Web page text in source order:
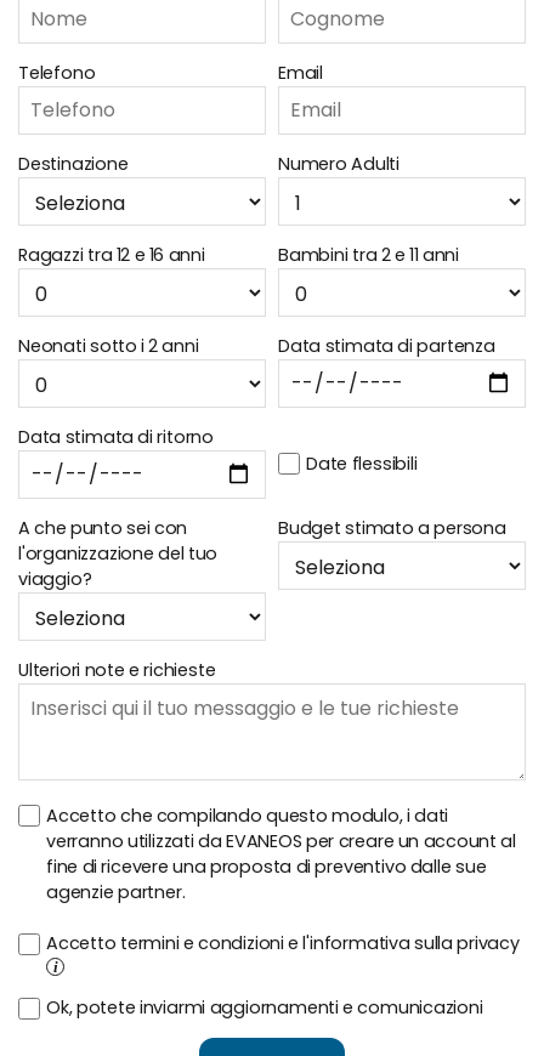
Telefono Email
Destinazione Numero Adulti
Ragazzi tra 12 e 16 anni Bambini tra 2 e 11 anni
Neonati sotto i 2 anni Data stimata di partenza
Data stimata di ritorno
Date flessibili
A che punto sei con
l'organizzazione del tuo
viaggio?
Budget stimato a persona
Ulteriori note e richieste
Accetto che compilando questo modulo, i dati
verranno utilizzati da EVANEOS per creare un account al
fine di ricevere una proposta di preventivo dalle sue
agenzie partner.
Accetto termini e condizioni e l'informativa sulla privacy
i
Ok, potete inviarmi aggiornamenti e comunicazioni